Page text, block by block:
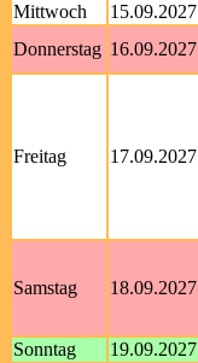
Mittwoch
15.09.2027
Donnerstag 16.09.2027
Freitag 17.09.2027
Samstag 18.09.2027
Sonntag
19.09.2027